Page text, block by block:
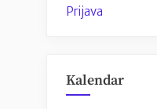
Prijava
Kalendar